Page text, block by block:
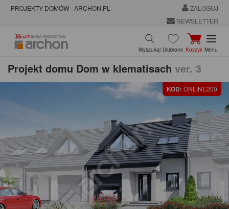
PROJEKTY DOMÓW - ARCHON.PL
ZALOGUJ
NEWSLETTER
Wyszukaj Ulubione Koszyk Menu
Projekt domu Dom w klematisach ver. 3
KOD: ONLINE200